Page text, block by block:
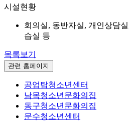
시설현황
회의실, 동반자실, 개인상담
습실 등
목록보기
관련 홈페이지
공업탑청소년센터
남목청소년문화의집
동구청소년문화의집
문수청소년센터